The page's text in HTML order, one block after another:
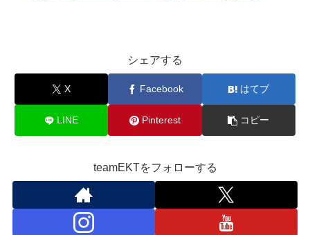
シェアする
X Facebook はてブ
LINE Pinterest コピー
teamEKTをフォローする